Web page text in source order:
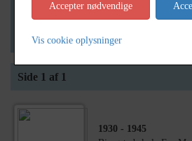
Vis kun med geo-tag
Side 1 af 1
1930 - 1945
Accepter nødvendige
Vis cookie oplysninger